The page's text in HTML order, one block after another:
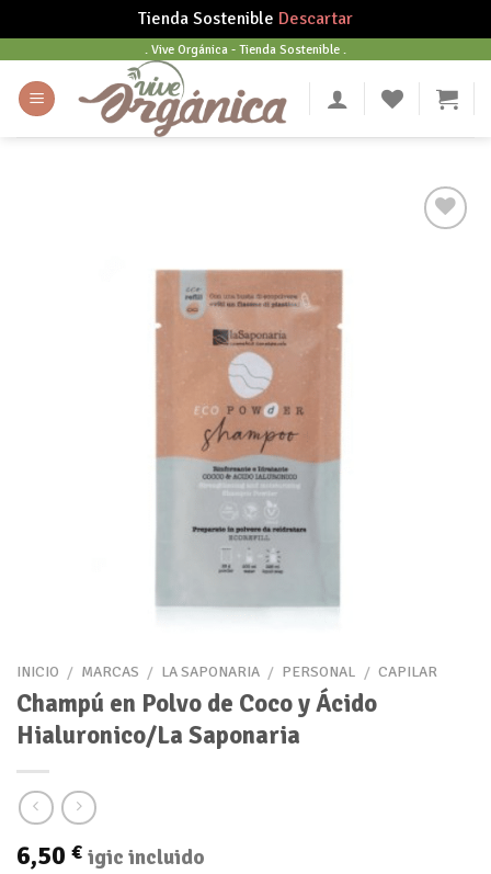
Tienda Sostenible Descartar
content
. Vive Orgánica - Tienda Sostenible .
INICIO / MARCAS / LA SAPONARIA / PERSONAL / CAPILAR
Champú en Polvo de Coco y Ácido
Hialuronico/La Saponaria
6,50 € igic incluido